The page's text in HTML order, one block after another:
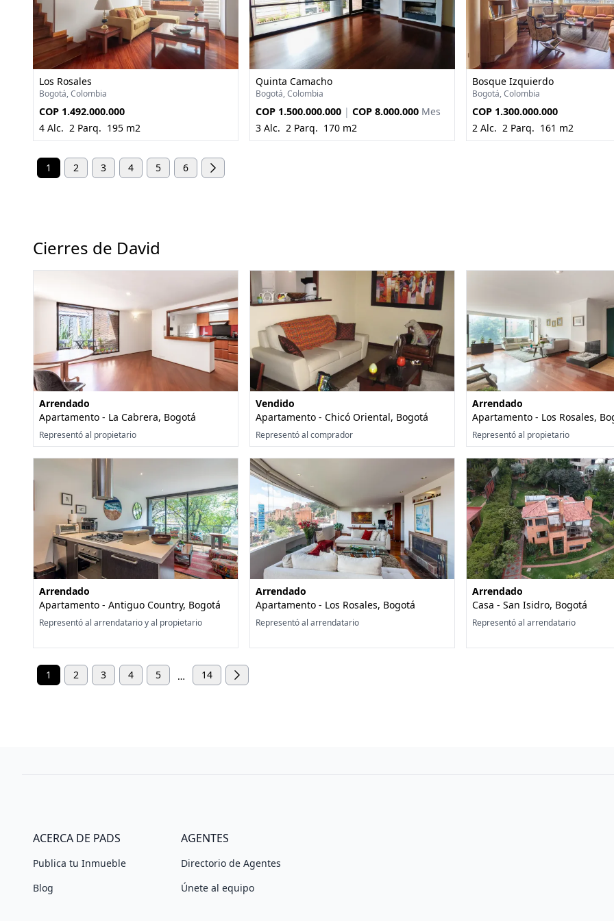
Los Rosales
Bogotá, Colombia
COP 1.492.000.000
4 Alc. 2 Parq. 195 m2
Quinta Camacho
Bogotá, Colombia
COP 1.500.000.000 | COP 8.000.000 Mes
3 Alc. 2 Parq. 170 m2
Bosque Izquierdo
Bogotá, Colombia
COP 1.300.000.000
2 Alc. 2 Parq. 161 m2
1 2 3 4 5 6
Cierres de David
Arrendado
Apartamento - La Cabrera, Bogotá
Representó al propietario
Vendido
Apartamento - Chicó Oriental, Bogotá
Representó al comprador
Arrendado
Apartamento - Los Rosales,
Representó al propietario
Arrendado
Apartamento - Antiguo Country, Bogotá
Representó al arrendatario y al propietario
Arrendado
Apartamento - Los Rosales, Bogotá
Representó al arrendatario
Arrendado
Casa - San Isidro, Bogotá
Representó al arrendatario
1 2 3 4 5 … 14
ACERCA DE PADS
Publica tu Inmueble
Blog
AGENTES
Directorio de Agentes
Únete al equipo